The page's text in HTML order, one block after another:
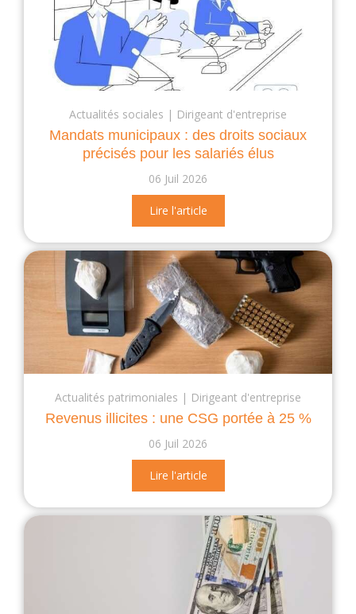
Actualités sociales Dirigeant d'entreprise
Mandats municipaux : des droits sociaux
précisés pour les salariés élus
06 Juil 2026
Lire l'article
Actualités patrimoniales Dirigeant d'entreprise
Revenus illicites : une CSG portée à 25 %
06 Juil 2026
Lire l'article